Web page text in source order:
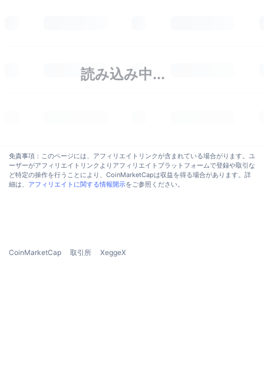
読み込み中...
免責事項：このページには、アフィリエイトリンクが含まれている場合がります。ユ
ーザーがアフィリエイトリンクよりアフィリエイトプラットフォームで登録や取引な
ど特定の操作を行うことにより、CoinMarketCapは収益を得る場合があります。詳
細は、 アフィリエイトに関する情報開示をご参照ください。
CoinMarketCap 取引所 XeggeX